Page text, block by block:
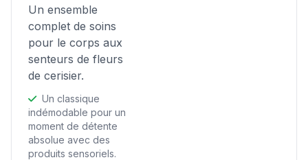
Un ensemble
complet de soins
pour le corps aux
senteurs de fleurs
de cerisier.
Un classique
indémodable pour un
moment de détente
absolue avec des
produits sensoriels.